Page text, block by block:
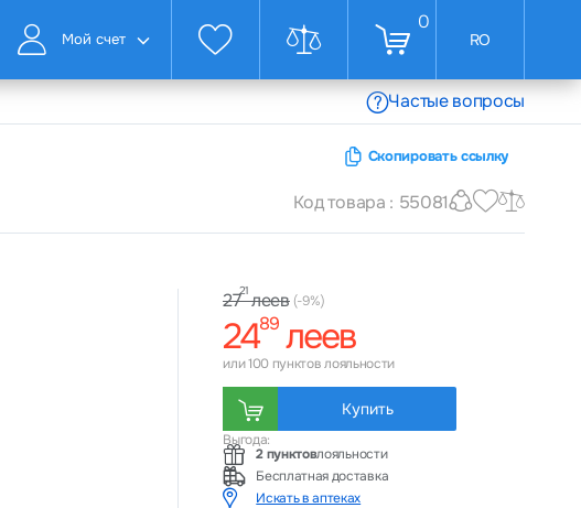
Мой счет
0
RO
Частые вопросы
Скопировать ссылку
Код товара : 55081
2721 леев (-9%)
2489 леев
или 100 пунктов лояльности
Купить
Выгода:
2 пунктовлояльности
Бесплатная доставка
Искать в аптеках